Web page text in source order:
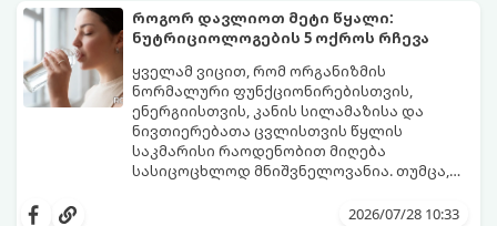
საშუალოდ 40-დან 50 წლამდე ასაკში იწყება
და შესაძლოა 4-დან 8 წლამდე
გაგრძელდეს).
იმისათვის, რომ ეს პერიოდი შფოთვის
გარეშე გაიაროთ, მნიშვნელოვანია
იცოდეთ, რა სიგნალებს გზავნის ორგანიზმი
და როგორ შეიმსუბუქოთ მდგომარეობა
მეან-გინეკოლოგებისა და
ნუტრიციოლოგების რეკომენდაციებით.
როგორ დავლიოთ მეტი წყალი:
ნუტრიციოლოგების 5 ოქროს რჩევა
ყველამ ვიცით, რომ ორგანიზმის
ნორმალური ფუნქციონირებისთვის,
ენერგიისთვის, კანის სილამაზისა და
ნივთიერებათა ცვლისთვის წყლის
საკმარისი რაოდენობით მიღება
სასიცოცხლოდ მნიშვნელოვანია. თუმცა,
უბრალოდ ჩვევის არქონის გამო, დღის
დალევა ან მისი გემო მოსაწყენი2026/07/28 10:33